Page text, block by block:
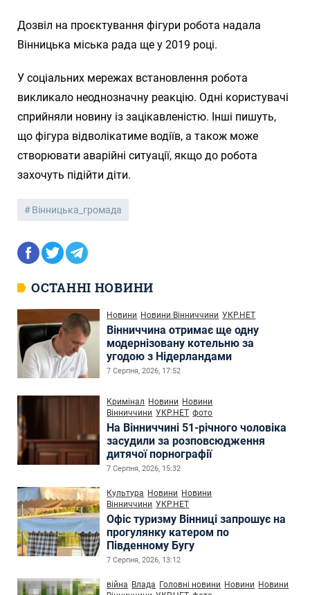
Дозвіл на проєктування фігури робота надала
Вінницька міська рада ще у 2019 році.
У соціальних мережах встановлення робота
викликало неоднозначну реакцію. Одні користувачі
сприйняли новину із зацікавленістю. Інші пишуть,
що фігура відволікатиме водіїв, а також може
створювати аварійні ситуації, якщо до робота
захочуть підійти діти.
Вінницька_громада
ОСТАННІ НОВИНИ
Новини Новини Вінниччини УКР.НЕТ
Вінниччина отримає ще одну
модернізовану котельню за
угодою з Нідерландами
7 Серпня, 2026, 17:52
Кримінал Новини Новини
Вінниччини УКР.НЕТ фото
На Вінниччині 51-річного чоловіка
засудили за розповсюдження
дитячої порнографії
7 Серпня, 2026, 15:32
Культура Новини Новини
Вінниччини УКР.НЕТ
Офіс туризму Вінниці запрошує на
прогулянку катером по
Південному Бугу
7 Серпня, 2026, 13:12
війна Влада Головні новини Новини Новини